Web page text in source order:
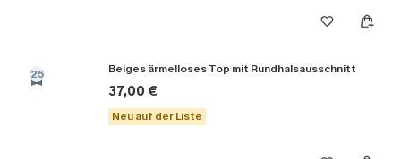
25 Beiges ärmelloses Top mit Rundhalsausschnitt
37,00 €
Neu auf der Liste